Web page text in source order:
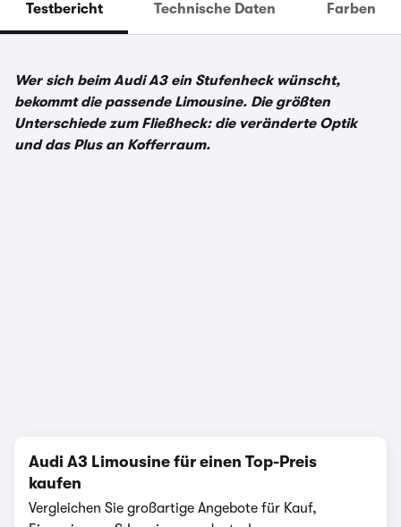
Testbericht Technische Daten Farben
Wer sich beim Audi A3 ein Stufenheck wünscht,
bekommt die passende Limousine. Die größten
Unterschiede zum Fließheck: die veränderte Optik
und das Plus an Kofferraum.
Audi A3 Limousine für einen Top-Preis
kaufen
Vergleichen Sie großartige Angebote für Kauf,